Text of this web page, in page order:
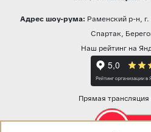
Адрес шоу-рума: Раменский р-н,
Спартак,
Наш рейтинг на
Прямая